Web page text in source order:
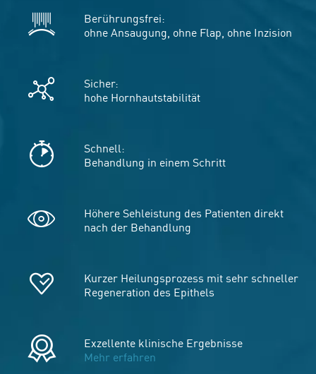
Berührungsfrei:
ohne Ansaugung, ohne Flap, ohne Inzision
Sicher:
hohe Hornhautstabilität
Schnell:
Behandlung in einem Schritt
Höhere Sehleistung des Patienten direkt
nach der Behandlung
Kurzer Heilungsprozess mit sehr schneller
Regeneration des Epithels
Exzellente klinische Ergebnisse
Mehr erfahren